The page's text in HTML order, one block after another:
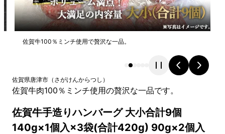
佐賀牛100％ミンチ使用で贅沢な一品。
佐賀県唐津市 （ さがけんからつし ）
佐賀牛肉100％ミンチ使用の贅沢な一品です。
佐賀牛手造りハンバーグ 大小合計9個
140g×1個入×3袋(合計420g) 90g×2個入